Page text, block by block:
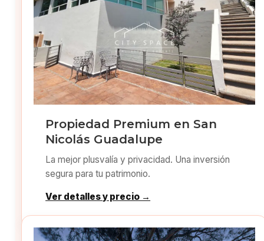
Propiedad Premium en San
Nicolás Guadalupe
La mejor plusvalía y privacidad. Una inversión
segura para tu patrimonio.
Ver detalles y precio →